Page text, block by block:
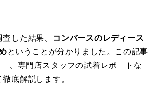
した結果、
コンバースのレディース
ということが分かりました。この記事
、専門店スタッフの試着レポートな
底解説します。